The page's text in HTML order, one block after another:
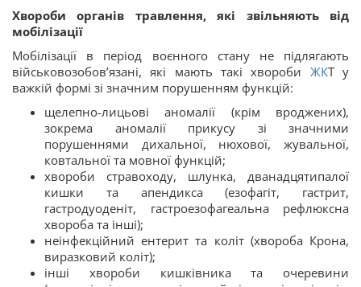
Хвороби органів травлення, які звільняють від
мобілізації
Мобілізації в період воєнного стану не підлягають
військовозобов’язані, які мають такі хвороби ЖКТ у
важкій формі зі значним порушенням функцій:
щелепно-лицьові аномалії (крім вроджених),
зокрема аномалії прикусу зі значними
порушеннями дихальної, нюхової, жувальної,
ковтальної та мовної функцій;
хвороби стравоходу, шлунка, дванадцятипалої
кишки та апендикса (езофагіт, гастрит,
гастродуоденіт, гастроезофагеальна рефлюксна
хвороба та інші);
неінфекційний ентерит та коліт (хвороба Крона,
виразковий коліт);
інші хвороби кишківника та очеревини